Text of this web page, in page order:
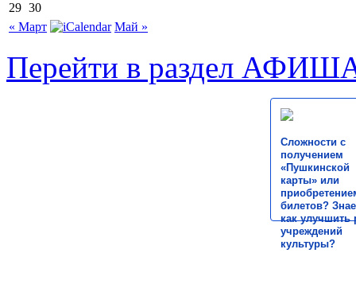
29 30
« Март
Май »
Перейти в раздел
Сложности с
получением
«Пушкинской
карты» или
билетов?
как улучшить
учреждений
культуры?